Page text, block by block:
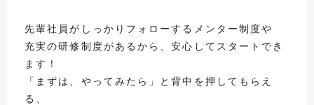
先輩社員がしっかりフォローするメンター制度や
充実の研修制度があるから、安心してスタートでき
ます！
「まずは、やってみたら」と背中を押してもらえ
る、